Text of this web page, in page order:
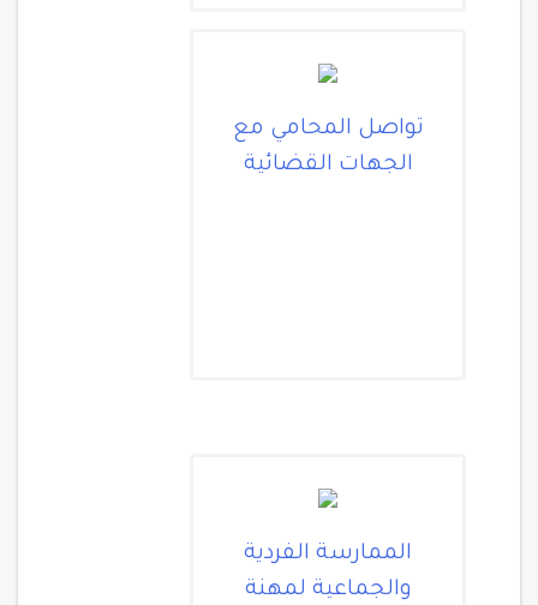
تواصل المحامي مع
الجهات القضائية
الممارسة الفردية
والجماعية لمهنة